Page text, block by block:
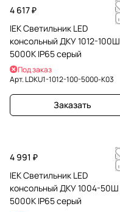
4 617 ₽
IEK Светильник LED
консольный ДКУ 1012-100Ш
5000К IP65 серый
Под заказ
Арт. LDKU1-1012-100-5000-K03
Заказать
4 991 ₽
IEK Светильник LED
консольный ДКУ 1004-50Ш
5000К IP65 серый